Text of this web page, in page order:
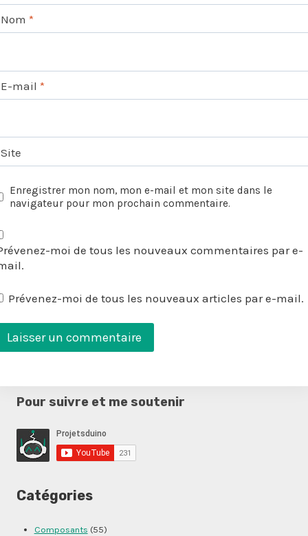
Nom *
E-mail *
Site
Enregistrer mon nom, mon e-mail et mon site dans le
navigateur pour mon prochain commentaire.
moi de tous les nouveaux commentaires par e-
Prévenez-moi de tous les nouveaux articles par e-mail.
Pour suivre et me soutenir
Catégories
Composants (55)